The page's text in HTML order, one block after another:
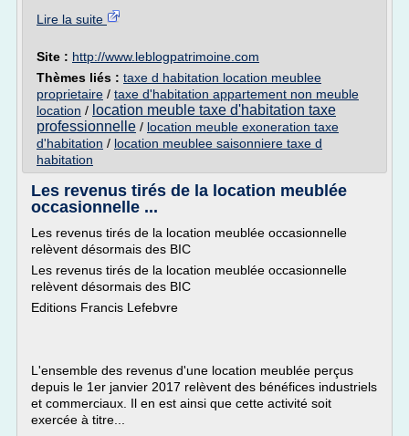
Lire la suite
Site : http://www.leblogpatrimoine.com
Thèmes liés : taxe d habitation location meublee
proprietaire / taxe d'habitation appartement non meuble
location / location meuble taxe d'habitation taxe
professionnelle / location meuble exoneration taxe
d'habitation / location meublee saisonniere taxe d
habitation
Les revenus tirés de la location meublée
occasionnelle ...
Les revenus tirés de la location meublée occasionnelle
relèvent désormais des BIC
Les revenus tirés de la location meublée occasionnelle
relèvent désormais des BIC
Editions Francis Lefebvre
L'ensemble des revenus d'une location meublée perçus
depuis le 1er janvier 2017 relèvent des bénéfices industriels
et commerciaux. Il en est ainsi que cette activité soit
exercée à titre...